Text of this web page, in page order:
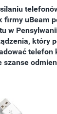
firmy uBeam
w
który
telefon
szanse